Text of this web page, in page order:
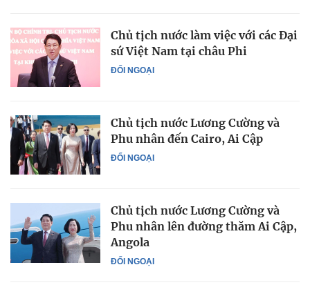
ĐỐI NGOẠI
Chủ tịch nước làm việc với các Đại
sứ Việt Nam tại châu Phi
ĐỐI NGOẠI
Chủ tịch nước Lương Cường và
Phu nhân đến Cairo, Ai Cập
ĐỐI NGOẠI
Chủ tịch nước Lương Cường và
Phu nhân lên đường thăm Ai Cập,
Angola